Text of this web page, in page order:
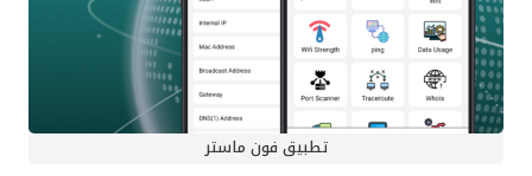
تطبيق فون ماستر